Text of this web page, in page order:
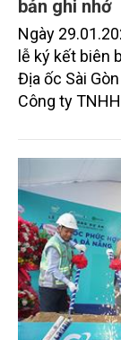
bản ghi nhớ
Ngày
lễ ký kết biên
Địa ốc Sài
Công ty